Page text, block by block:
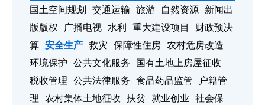
国土空间规划 交通运输 旅游 自然资源 新闻出
版版权 广播电视 水利 重大建设项目
财政预决
算 安全生产 救灾 保障性住房 农村危房改造
环境保护 公共文化服务 国有土地上房屋征收
税收管理 公共法律服务 食品药品监管
户籍管
理 农村集体土地征收 扶贫 就业创业 社会保